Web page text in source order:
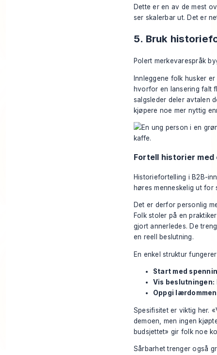
Dette er en av de mest
ser skalerbar ut. Det er
5. Bruk
Polert merkevarespråk
Innleggene folk husker
hvorfor en lansering falt
salgsleder deler avtalen
kjøpere noe mer nyttig
Fortell historier med
Historiefortelling i B2B-
høres menneskelig ut
Det er derfor personlig
Folk stoler på en
gjort annerledes. De
en reell beslutning.
En enkel struktur
Start med
Vis beslutningen:
Oppgi
Spesifisitet er viktig her.
demoen, men ingen
budsjettet» gir folk noe
Sårbarhet trenger også